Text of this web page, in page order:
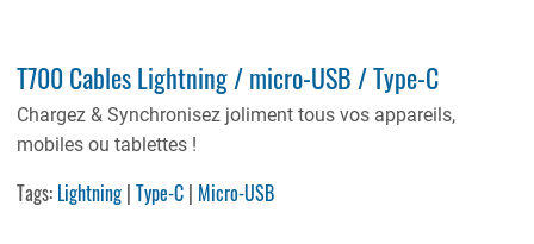
T700 Cables Lightning / micro-USB / Type-C
Chargez & Synchronisez joliment tous vos appareils,
mobiles ou tablettes !
Tags: Lightning |Type-C | Micro-USB